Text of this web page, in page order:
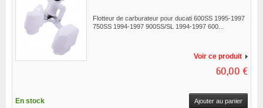
Flotteur de carburateur pour ducati 600SS 1995-1997
750SS 1994-1997 900SS/SL 1994-1997 600...
Voir ce produit
60,00 €
En stock Ajouter au panier